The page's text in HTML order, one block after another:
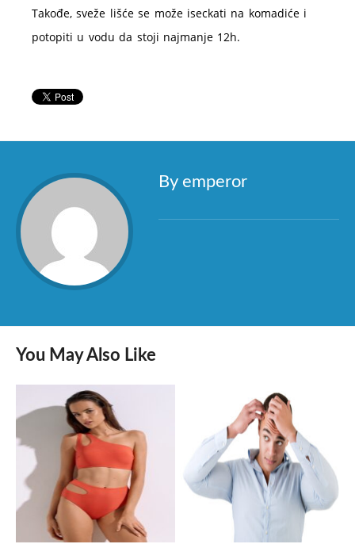
Takođe, sveže lišće se može iseckati na komadiće i
potopiti u vodu da stoji najmanje 12h.
By emperor
You May Also Like